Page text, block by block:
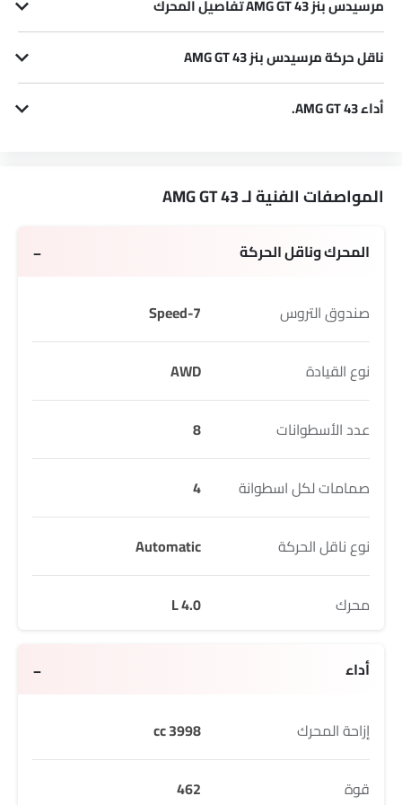
مرسيدس بنز AMG GT 43 تفاصيل المحرك
ناقل حركة مرسيدس بنز AMG GT 43
أداء AMG GT 43.
المواصفات الفنية لـ AMG GT 43
المحرك وناقل الحركة
صندوق التروس 7-Speed
نوع القيادة AWD
عدد الأسطوانات 8
صمامات لكل اسطوانة 4
نوع ناقل الحركة Automatic
محرك 4.0 L
أداء
إزاحة المحرك 3998 cc
قوة 462